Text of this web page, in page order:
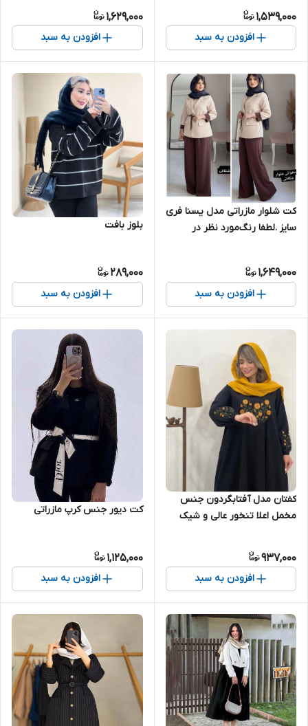
1,539,000
افزودن به سبد
1,629,000
افزودن به سبد
کت شلوار مازراتی مدل یسنا فری
سایز .لطفا رنگ‌مورد نظر در
1,649,000
افزودن به سبد
بلوز بافت
289,000
افزودن به سبد
کفتان مدل آفتابگردون جنس
مخمل اعلا تنخور عالی و شیک
937,000
افزودن به سبد
کت دیور جنس کرپ مازراتی
1,125,000
افزودن به سبد